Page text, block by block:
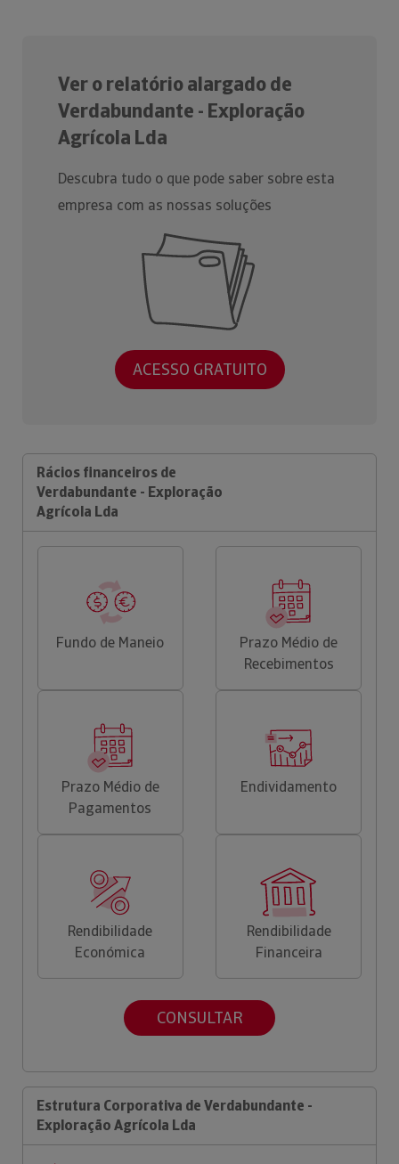
Ver o relatório alargado de
Verdabundante - Exploração
Agrícola Lda
Descubra tudo o que pode saber sobre esta
empresa com as nossas soluções
ACESSO GRATUITO
Rácios financeiros de
Verdabundante - Exploração
Agrícola Lda
Fundo de Maneio
Prazo Médio de
Recebimentos
Prazo Médio de
Pagamentos
Endividamento
Rendibilidade
Económica
Rendibilidade
Financeira
CONSULTAR
Estrutura Corporativa de Verdabundante -
Exploração Agrícola Lda